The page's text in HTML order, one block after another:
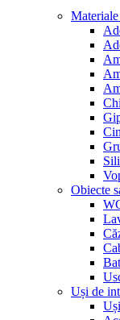
Obiecte
Uși de
Uși